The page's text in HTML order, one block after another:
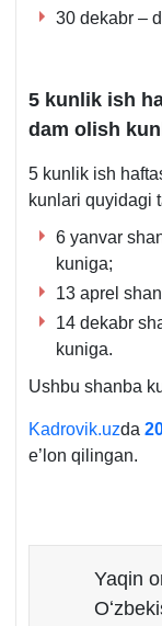
30 dekabr –
5 kunlik ish
dam olish
5 kunlik ish
kunlari quyidagi
6 yanvar
kuniga;
13 aprel
14 dekabr
kuniga.
Ushbu shanba
Kadrovik.uzda
e’lon qilingan.
Yaqin